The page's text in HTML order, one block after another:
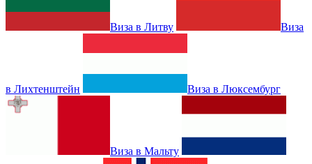
Виза в Литву Виза
в Лихтенштейн Виза в Люксембург
Виза в Мальту